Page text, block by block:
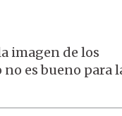
imagen de los
es bueno para